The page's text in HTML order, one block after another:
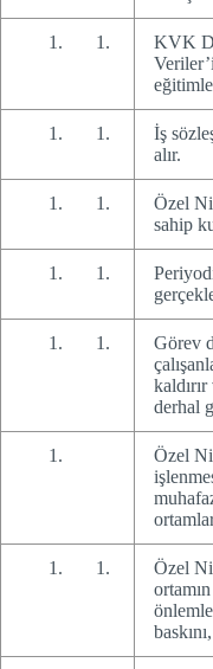
KVK
İş
alır.
Özel
sahip
Görev
derhal
Özel
Özel